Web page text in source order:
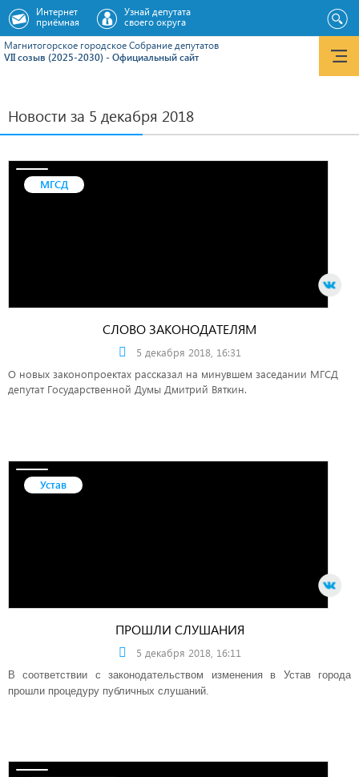
Магнитогорское городское Cобрание депутатов
VII созыв (2025-2030) - Официальный сайт
Интернет
приёмная
Узнай депутата
своего округа
Новости за 5 декабря 2018
МГСД
СЛОВО ЗАКОНОДАТЕЛЯМ
5 декабря 2018, 16:31
О новых законопроектах рассказал на минувшем заседании МГСД
депутат Государственной Думы Дмитрий Вяткин.
Устав
ПРОШЛИ СЛУШАНИЯ
5 декабря 2018, 16:11
В соответствии с законодательством изменения в Устав города
прошли процедуру публичных слушаний.